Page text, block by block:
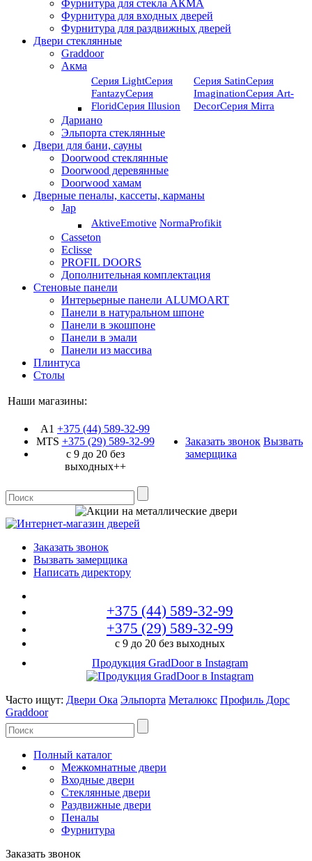
Фурнитура для стекла АКМА
Фурнитура для входных дверей
Фурнитура для раздвижных дверей
Двери стеклянные
Graddoor
Акма
Серия LightСерия
FantazyСерия
FloridСерия Illusion
Серия SatinСерия
ImaginationСерия Art-
DeсorСерия Mirra
Дариано
Эльпорта стеклянные
Двери для бани, сауны
Doorwood стеклянные
Doorwood деревянные
Doorwood хамам
Дверные пеналы, кассеты, карманы
Jap
AktiveEmotive NormaProfikit
Casseton
Eclisse
PROFIL DOORS
Дополнительная комплектация
Стеновые панели
Интерьерные панели ALUMOART
Панели в натуральном шпоне
Панели в экошпоне
Панели в эмали
Панели из массива
Плинтуса
Столы
Наши магазины:
A1 +375 (44) 589-32-99
MTS +375 (29)589-32-99
с 9 до 20 без
выходных++
Заказать звонок Вызвать
замерщика
Заказать звонок
Вызвать замерщика
Написать директору
+375 (44) 589-32-99
+375 (29) 589-32-99
с 9 до 20 без выходных
Продукция GradDoor в Instagram
Часто ищут: Двери Ока Эльпорта Металюкс Профиль Дорс
Graddoor
Полный каталог
Межкомнатные двери
Входные двери
Стеклянные двери
Раздвижные двери
Пеналы
Фурнитура
Заказать звонок